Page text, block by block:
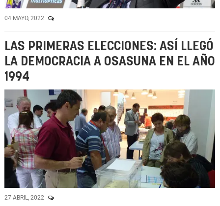
04 MAYO, 2022
LAS PRIMERAS ELECCIONES: ASÍ LLEGÓ
LA DEMOCRACIA A OSASUNA EN EL AÑO
1994
27 ABRIL, 2022